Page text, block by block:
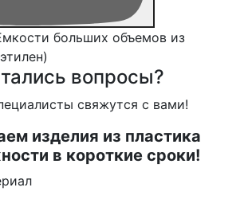
больших объемов из
вопросы?
свяжутся с вами!
изделия из пластика
в короткие сроки!